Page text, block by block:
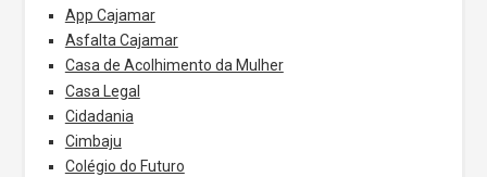
App Cajamar
Asfalta Cajamar
Casa de Acolhimento da Mulher
Casa Legal
Cidadania
Cimbaju
Colégio do Futuro